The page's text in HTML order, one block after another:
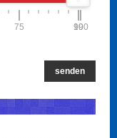
75 99
100
senden